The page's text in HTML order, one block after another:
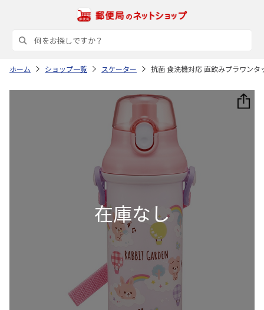
ホーム ショップ一覧 スケーター 抗菌 食洗機対応 直飲みプラワンタ